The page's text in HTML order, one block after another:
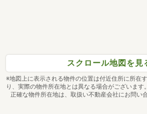
スクロール地図を見
※地図上に表示される物件の位置は付近住所に所在
り、実際の物件所在地とは異なる場合がございます。
正確な物件所在地は、取扱い不動産会社にお問い